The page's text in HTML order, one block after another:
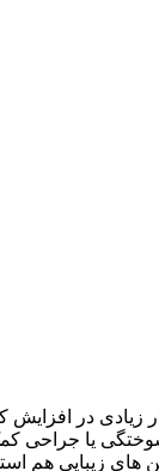
زیادی در
یا جراحی